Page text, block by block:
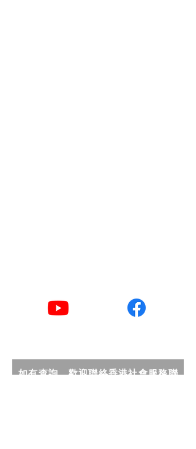
如有查詢，歡迎聯絡香港社會服務聯